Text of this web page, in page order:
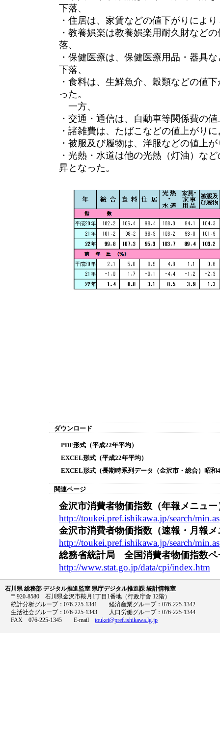
下落、
・住居は、家賃などの値下がりによ
・教養娯楽は教養娯楽用耐久財など
落、
・保健医療は、保健医療用品・器具
下落、
・食料は、生鮮魚介、穀類などの値
った。
一方、
・交通・通信は、自動車等関係費の
・諸雑費は、たばこなどの値上がり
・被服及び履物は、洋服などの値上
・光熱・水道は他の光熱（灯油）な
昇となった。
ダウンロード
PDF形式（平成22年平均）
EXCEL形式（平成22年平均）
EXCEL形式（長期時系列データ（金沢市・総合）昭和
関連ページ
金沢市消費者物価指数（年報メニュー
http://toukei.pref.ishikawa.jp/search/
金沢市消費者物価指数（速報・月報
http://toukei.pref.ishikawa.jp/search/
総務省統計局 全国消費者物価指数ペ
http://www.stat.go.jp/data/cpi/index.htm
石川県 総務部 デジタル推進監室 県庁デジタル推進課 統計情報室
〒920-8580 石川県金沢市鞍月1丁目1番地（行政庁舎 12階）
統計分析グループ：076-225-1341 経済産業グループ：076-225-1342
生活社会グループ：076-225-1343 人口労働グループ：076-225-1344
FAX 076-225-1345 E-mail toukei@pref.ishikawa.lg.jp